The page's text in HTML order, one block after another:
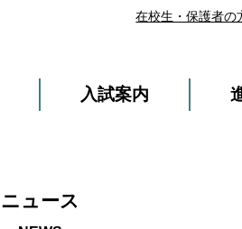
入試案内
在校生・保護者の
ニュース